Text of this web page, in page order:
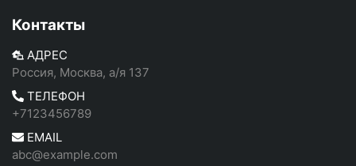
Контакты
АДРЕС
Россия, Москва, а/я 137
ТЕЛЕФОН
+7123456789
EMAIL
abc@example.com